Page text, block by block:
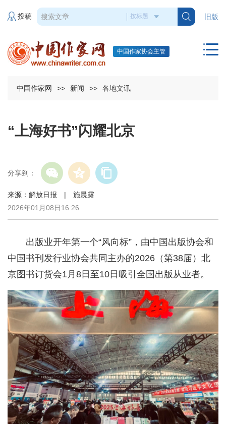
旧版
投稿
中国作家协会主管
中国作家网 >> 新闻 >> 各地文讯
“上海好书”闪耀北京
分享到：
来源：解放日报 | 施晨露
2026年01月08日16:26
出版业开年第一个“风向标”，由中国出版协会和
中国书刊发行业协会共同主办的2026（第38届）北
京图书订货会1月8日至10日吸引全国出版从业者。